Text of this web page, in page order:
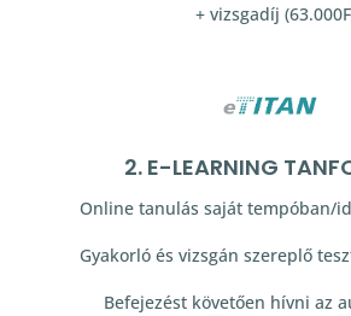
+ vizsgadíj
2. E-LEARNING
Online tanulás saját tempóban/
Gyakorló és vizsgán szereplő
Befejezést követően hívni az